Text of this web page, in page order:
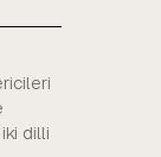
dilli